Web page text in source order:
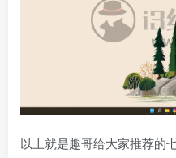
以上就是趣哥给大家推荐的